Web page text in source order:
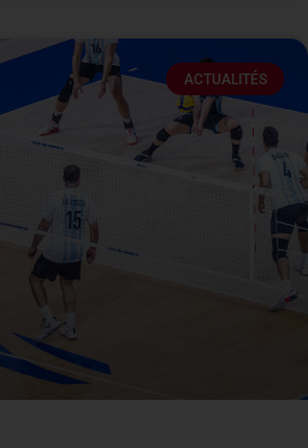
ACTUALITÉS